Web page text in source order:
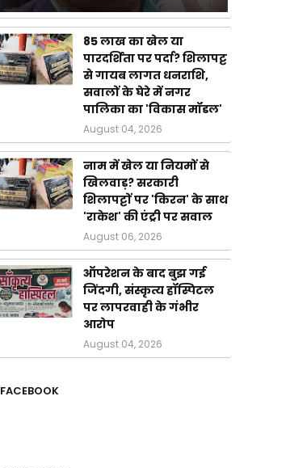
85 लाख का खेल या
पारदर्शिता पर पर्दा? शिलापट्ट
से गायब लागत धनराशि,
सवालों के घेरे में नगर
पालिका का 'विकास मॉडल'
August 04, 2026
नाम में खेल या नियमों से
खिलवाड़? सरकारी
शिलापट्टों पर 'किरन' के साथ
'राकेश' की एंट्री पर सवाल
August 06, 2026
ऑपरेशन के बाद बुझ गई
जिंदगी, संस्कृत्य हॉस्पिटल
पर लापरवाही के गंभीर
आरोप
August 04, 2026
FACEBOOK